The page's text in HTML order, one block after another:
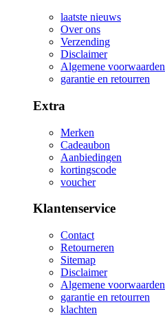
laatste nieuws
Over ons
Verzending
Disclaimer
Algemene voorwaarden
garantie en retourren
Extra
Merken
Cadeaubon
Aanbiedingen
kortingscode
voucher
Klantenservice
Contact
Retourneren
Sitemap
Disclaimer
Algemene voorwaarden
garantie en retourren
klachten